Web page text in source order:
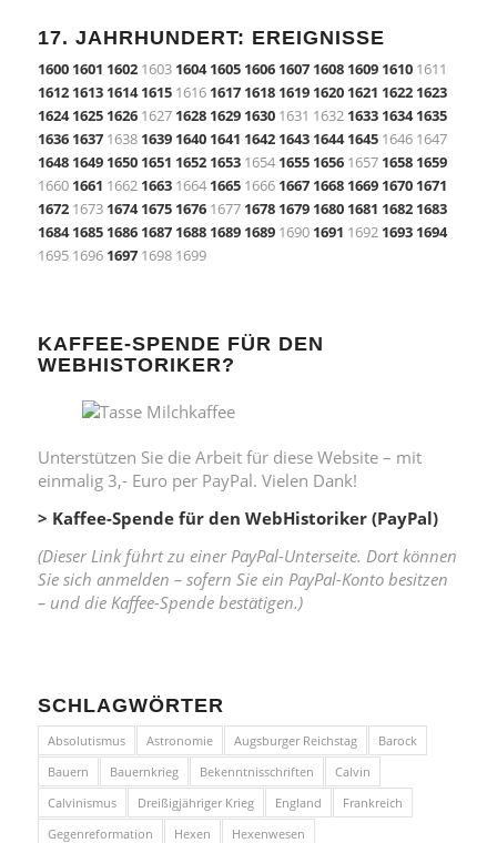
17. JAHRHUNDERT: EREIGNISSE
1600 1601 16021603 1604 1605 1606 1607 1608 1609 16101611
1612 1613 1614 16151616 1617 1618 1619 1620 1621 1622 1623
1624 1625 16261627 1628 1629 16301631 1632 1633 1634 1635
1636 16371638 1639 1640 1641 1642 1643 1644 16451646 1647
1648 1649 1650 1651 1652 16531654 1655 16561657 1658 1659
1660 1661 1662 16631664 16651666 1667 1668 1669 1670 1671
16721673 1674 1675 16761677 1678 1679 1680 1681 1682 1683
1684 1685 1686 1687 1688 1689 16891690 1691 1692 1693 1694
1695 1696 16971698 1699
KAFFEE-SPENDE FÜR DEN
WEBHISTORIKER?
Unterstützen Sie die Arbeit für diese Website – mit
einmalig 3,- Euro per PayPal. Vielen Dank!
> Kaffee-Spende für den WebHistoriker (PayPal)
(Dieser Link führt zu einer PayPal-Unterseite. Dort können
Sie sich anmelden – sofern Sie ein PayPal-Konto besitzen
– und die Kaffee-Spende bestätigen.)
SCHLAGWÖRTER
Absolutismus Astronomie Augsburger Reichstag
Barock
Bauern
Bauernkrieg Bekenntnisschriften
Calvin
Calvinismus
Dreißigjähriger Krieg England
Frankreich
Gegenreformation
Hexen
Hexenwesen